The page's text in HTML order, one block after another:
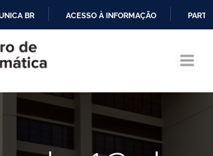
CONTEÚDO
BR ACESSO À INFORMAÇÃO